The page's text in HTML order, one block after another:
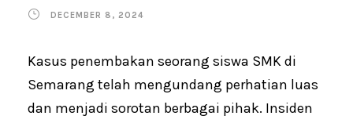
DECEMBER 8, 2024
Kasus penembakan seorang siswa SMK di
Semarang telah mengundang perhatian luas
dan menjadi sorotan berbagai pihak. Insiden